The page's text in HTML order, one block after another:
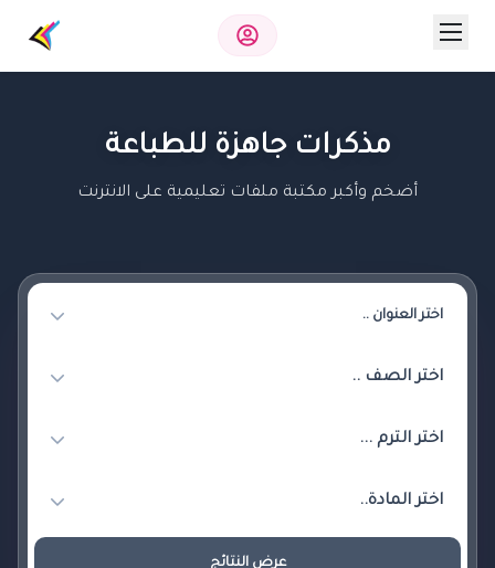
مذكرات جاهزة للطباعة
أضخم وأكبر مكتبة ملفات تعليمية على الانترنت
عرض النتائج